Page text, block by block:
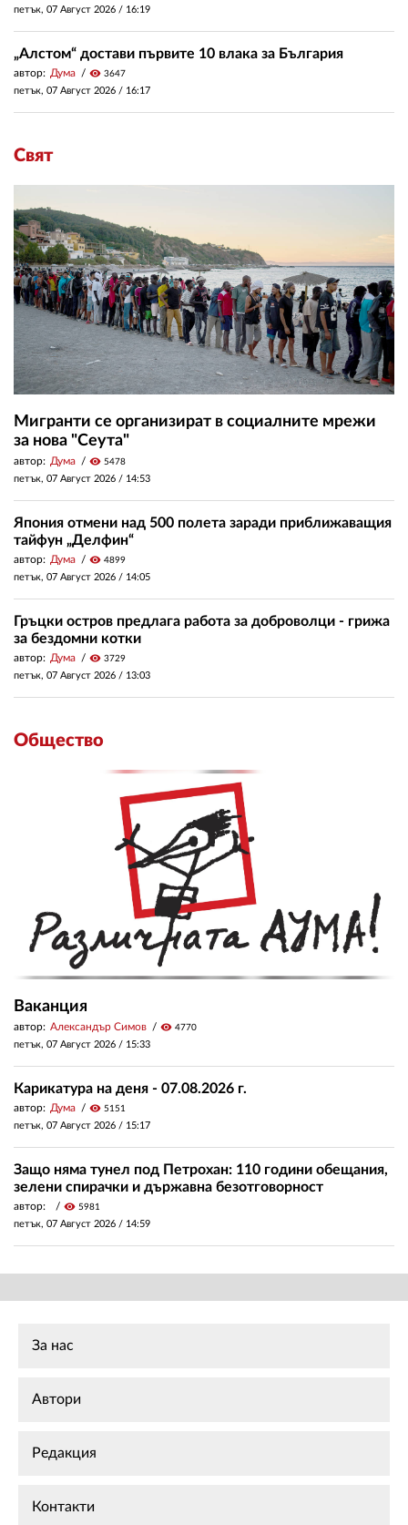
петък, 07 Август 2026 / 16:19
„Алстом“ достави първите 10 влака за България
автор: Дума visibility 3647
петък, 07 Август 2026 / 16:17
Свят
Мигранти се организират в социалните мрежи
за нова "Сеута"
автор: Дума visibility 5478
петък, 07 Август 2026 / 14:53
Япония отмени над 500 полета заради приближаващия
тайфун „Делфин“
автор: Дума visibility 4899
петък, 07 Август 2026 / 14:05
Гръцки остров предлага работа за доброволци - грижа
за бездомни котки
автор: Дума visibility 3729
петък, 07 Август 2026 / 13:03
Общество
Ваканция
автор: Александър Симов visibility 4770
петък, 07 Август 2026 / 15:33
Карикатура на деня - 07.08.2026 г.
автор: Дума visibility 5151
петък, 07 Август 2026 / 15:17
Защо няма тунел под Петрохан: 110 години обещания,
зелени спирачки и държавна безотговорност
автор: visibility 5981
петък, 07 Август 2026 / 14:59
За нас
Автори
Редакция
Контакти